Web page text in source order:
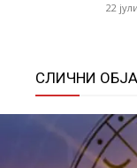
22
СЛИЧНИ